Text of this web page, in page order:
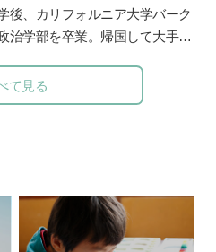
鎌倉女子大学短期大学部非常勤
幅広く活躍。著書に『0～5歳
もを育てる0歳・1歳・2歳児に
絵本』（共に小学館）がある。
後、カリフォルニア大学バーク
治学部を卒業。帰国して大手広
るほど！エージェント」を立ち
家としても、テレビや雑誌など
作るごはん』『行正り香のイン
ともに講談社）など、著書は50
た、献立づくりの悩みを解決す
今夜の献立、どうしよう？」で
て見る